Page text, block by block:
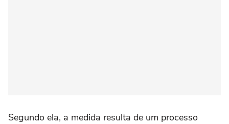
Segundo ela, a medida resulta de um processo